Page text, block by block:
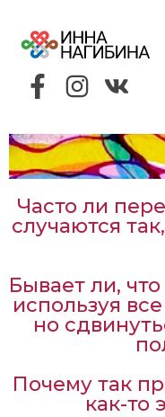
Часто ли
случаются
Бывает ли,
используя
но
Почему так
как-то